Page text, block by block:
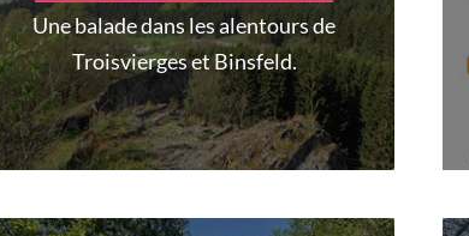
Une balade dans les alentours de
Troisvierges et Binsfeld.